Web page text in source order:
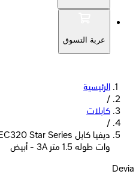
عربة التسوق
الرئيسية
/
كابلات
/
وات طوله 1.5 متر 3A - أبيض
Devia